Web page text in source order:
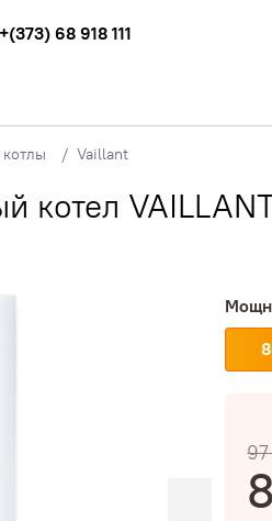
+(373) 68 918 111
котлы Vaillant
котел